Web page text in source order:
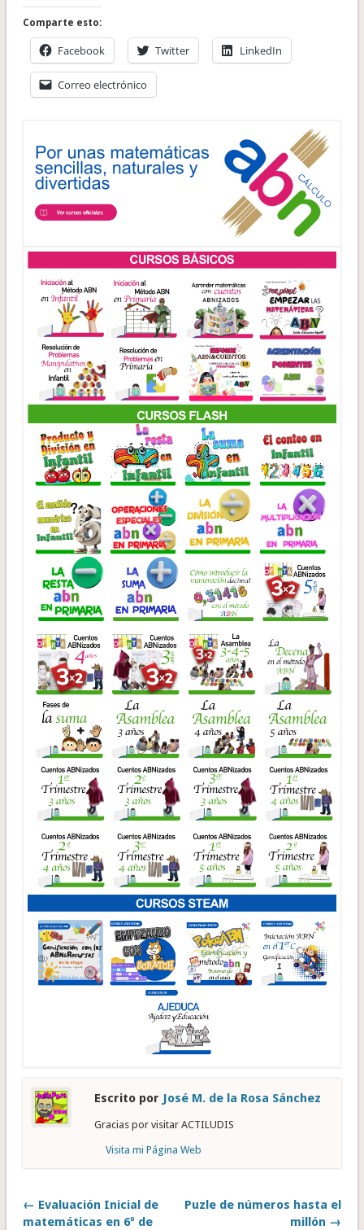
Comparte esto:
Facebook Twitter LinkedIn
Correo electrónico
Escrito por José M. de la Rosa Sánchez
Gracias por visitar ACTILUDIS
Visita mi Página Web
← Evaluación Inicial de
matemáticas en 6º de
Puzle de números hasta el
millón →